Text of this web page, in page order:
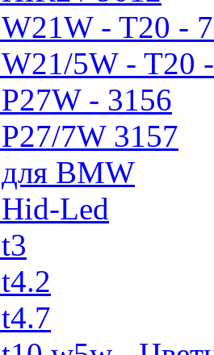
- T20 -
5W - T20
- 3156
7W 3157
BMW
Led